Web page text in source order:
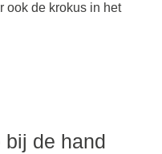
ook de krokus in het
de hand